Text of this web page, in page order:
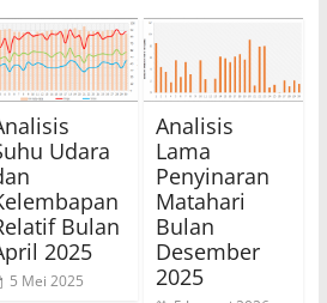
Udara
Bulan
2025
5 Mei 2025
Analisis
Lama
Penyinaran
Matahari
Bulan
Desember
2025